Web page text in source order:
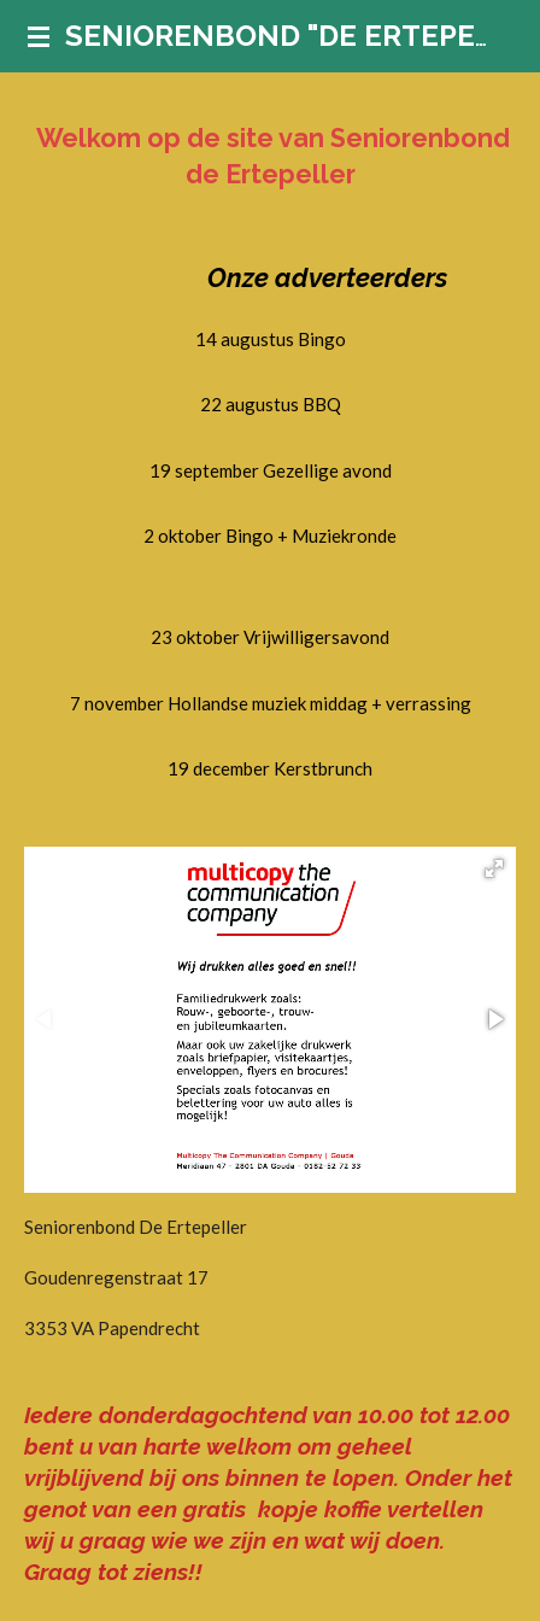
Ga
SENIORENBOND "DE ERTEPELLER"
Welkom op de site van Seniorenbond
de Ertepeller
Onze adverteerders
14 augustus Bingo
22 augustus BBQ
19 september Gezellige avond
2 oktober Bingo + Muziekronde
23 oktober Vrijwilligersavond
7 november Hollandse muziek middag + verrassing
19 december Kerstbrunch
Seniorenbond De Ertepeller
Goudenregenstraat 17
3353 VA Papendrecht
Iedere donderdagochtend van 10.00 tot 12.00
bent u van harte welkom om geheel
vrijblijvend bij ons binnen te lopen. Onder het
genot van een gratis kopje koffie vertellen
wij u graag wie we zijn en wat wij doen.
Graag tot ziens!!